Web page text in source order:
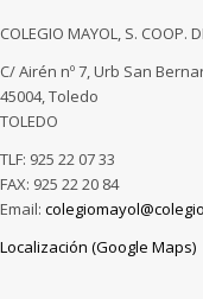
COLEGIO MAYOL, S. COOP.
C/ Airén nº 7, Urb San
45004, Toledo
TOLEDO
TLF: 925 22 07 33
FAX: 925 22 20 84
Email:
Localización (Google Maps)